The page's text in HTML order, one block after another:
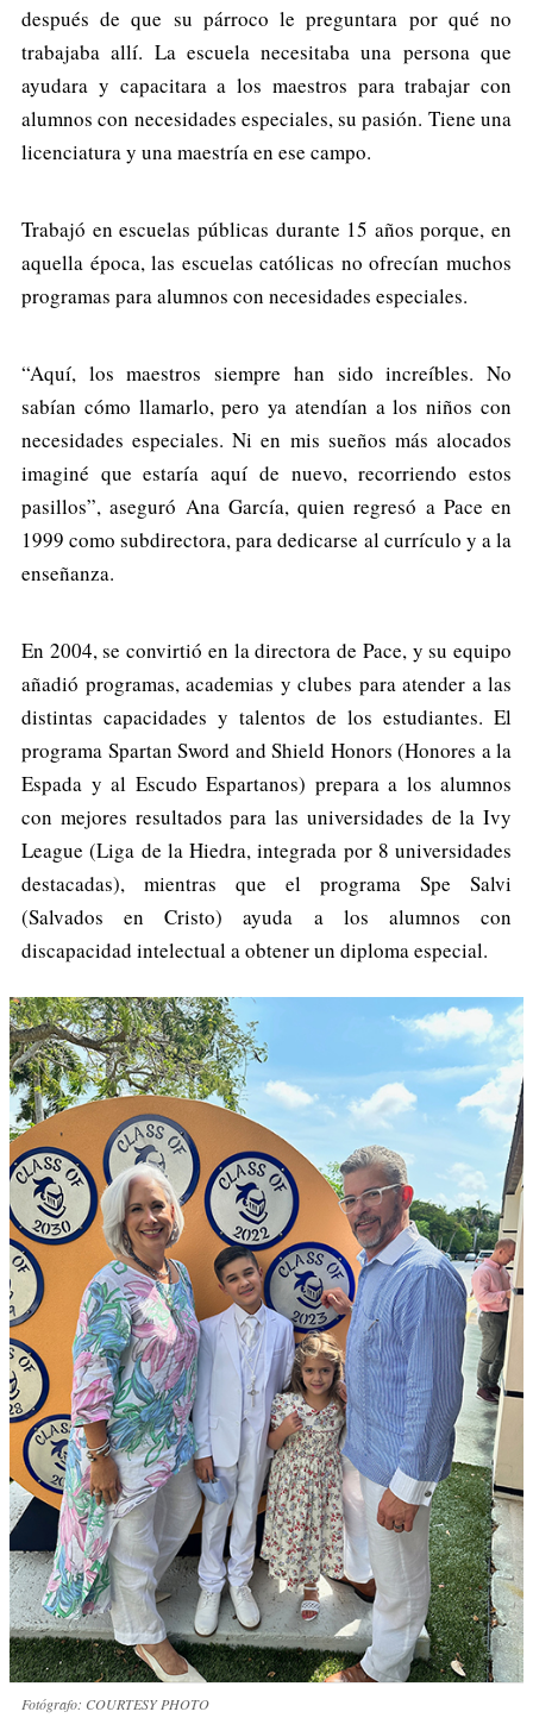
después de que su párroco le preguntara por qué no
trabajaba allí. La escuela necesitaba una persona que
ayudara y capacitara a los maestros para trabajar con
alumnos con necesidades especiales, su pasión. Tiene una
licenciatura y una maestría en ese campo.
Trabajó en escuelas públicas durante 15 años porque, en
aquella época, las escuelas católicas no ofrecían muchos
programas para alumnos con necesidades especiales.
“Aquí, los maestros siempre han sido increíbles. No
sabían cómo llamarlo, pero ya atendían a los niños con
necesidades especiales. Ni en mis sueños más alocados
imaginé que estaría aquí de nuevo, recorriendo estos
pasillos”, aseguró Ana García, quien regresó a Pace en
1999 como subdirectora, para dedicarse al currículo y a la
enseñanza.
En 2004, se convirtió en la directora de Pace, y su equipo
añadió programas, academias y clubes para atender a las
distintas capacidades y talentos de los estudiantes. El
programa Spartan Sword and Shield Honors (Honores a la
Espada y al Escudo Espartanos) prepara a los alumnos
con mejores resultados para las universidades de la Ivy
League (Liga de la Hiedra, integrada por 8 universidades
destacadas), mientras que el programa Spe Salvi
(Salvados en Cristo) ayuda a los alumnos con
discapacidad intelectual a obtener un diploma especial.
Fotógrafo: COURTESY PHOTO